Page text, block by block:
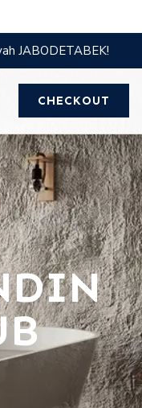
JABODETABEK!
CHECKOUT